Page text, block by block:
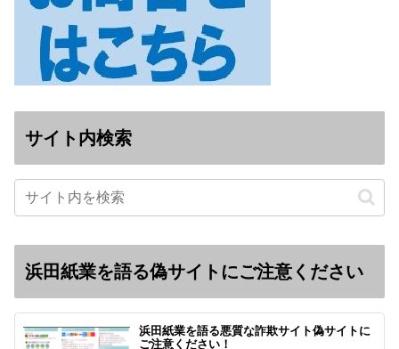
サイト内検索
浜田紙業を語る偽サイトにご注意ください
浜田紙業を語る悪質な詐欺サイト偽サイトに
ご注意ください！